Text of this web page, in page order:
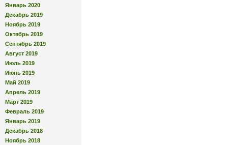
Январь 2020
Декабрь 2019
Ноябрь 2019
Октябрь 2019
Сентябрь 2019
Август 2019
Июль 2019
Июнь 2019
Май 2019
Апрель 2019
Март 2019
Февраль 2019
Январь 2019
Декабрь 2018
Ноябрь 2018